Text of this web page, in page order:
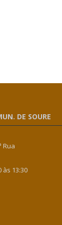
DE SOURE
Rua
13:30